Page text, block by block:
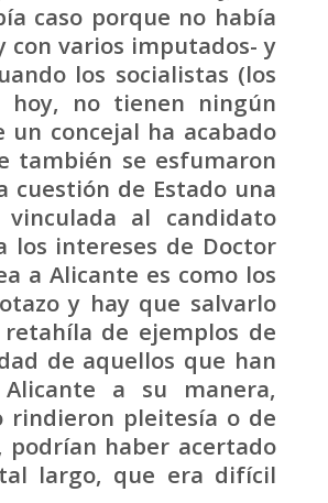
caso porque no había
con varios imputados- y
los socialistas (los
no tienen ningún
concejal ha acabado
también se esfumaron
cuestión de Estado una
al candidato
los intereses de Doctor
a Alicante es como los
y hay que salvarlo
de ejemplos de
de aquellos que han
a su manera,
rindieron pleitesía o de
podrían haber acertado
largo, que era difícil